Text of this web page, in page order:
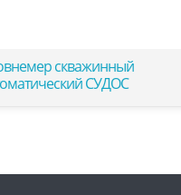
скважинный
СУДОС